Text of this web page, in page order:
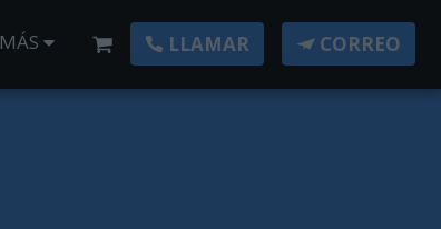
MÁS LLAMAR CORREO